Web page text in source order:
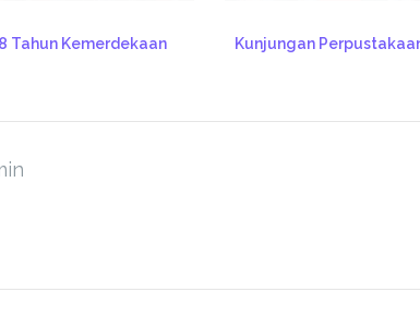
Tahun Kemerdekaan
Kunjungan